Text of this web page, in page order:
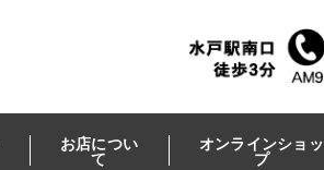
お店につい
て
オンラインショッ
プ